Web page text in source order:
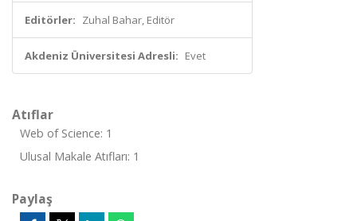
Editörler: Zuhal Bahar, Editör
Akdeniz Üniversitesi Adresli: Evet
Atıflar
Web of Science: 1
Ulusal Makale Atıfları: 1
Paylaş